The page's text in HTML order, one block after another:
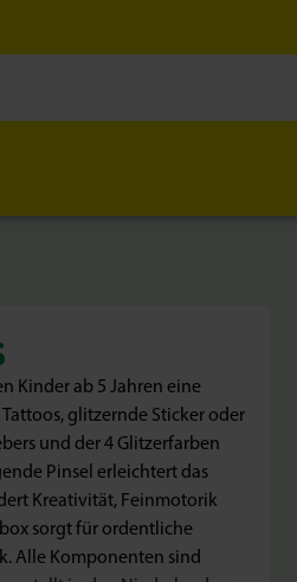
Kinder ab 5 Jahren eine
glitzernde Sticker oder
und der 4 Glitzerfarben
Pinsel erleichtert das
Kreativität, Feinmotorik
sorgt für ordentliche
Alle Komponenten sind